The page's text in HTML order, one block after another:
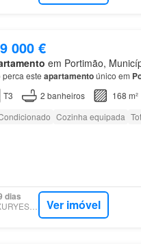
000 €
em Portimão,
perca este apartamentoúnico em
T3
2 banheiros
168 m²
Cozinha equipada
dias
LUXURYESTATE Ver imóvel